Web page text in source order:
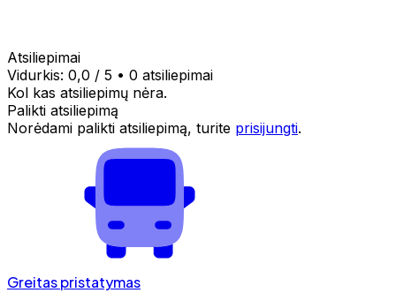
Atsiliepimai
Vidurkis: 0,0 / 5 • 0 atsiliepimai
Kol kas atsiliepimų nėra.
Palikti atsiliepimą
Norėdami palikti atsiliepimą, turite prisijungti.
Greitas pristatymas